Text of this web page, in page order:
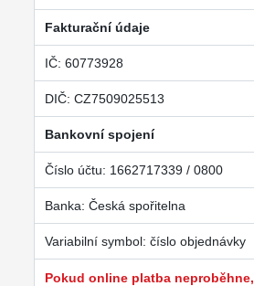
Fakturační údaje
IČ: 60773928
DIČ: CZ7509025513
Bankovní spojení
Číslo účtu: 1662717339 / 0800
Banka: Česká spořitelna
Variabilní symbol: číslo objednávky
Pokud online platba neproběhne,